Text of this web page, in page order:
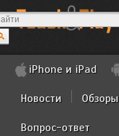
iPhone и iPad
Новости Обзоры
Вопрос-ответ